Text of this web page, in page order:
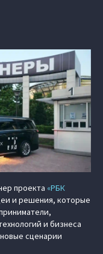
проекта «РБК
и решения, которые
и бизнеса
сценарии